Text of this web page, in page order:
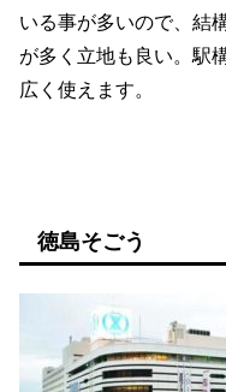
いる事が多いので、結
が多く立地も良い。駅
広く使えます。
徳島そごう